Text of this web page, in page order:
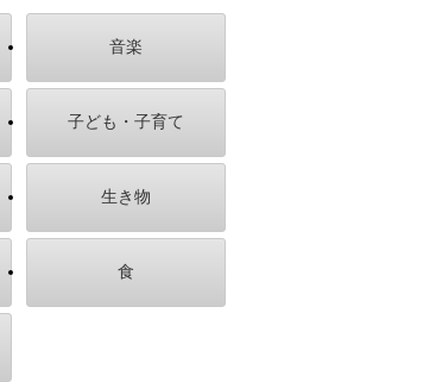
音楽
子ども・子育て
生き物
食